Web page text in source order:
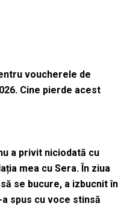
voucherele de
Cine pierde acest
a privit niciodată cu
mea cu Sera. În ziua
se bucure, a izbucnit în
a spus cu voce stinsă